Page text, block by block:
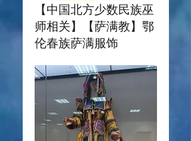
【中国北方少数民族巫
师相关】【萨满教】鄂
伦春族萨满服饰